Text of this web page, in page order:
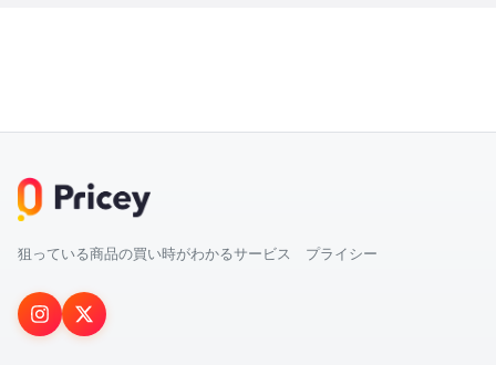
狙っている商品の買い時がわかるサービス プライシー